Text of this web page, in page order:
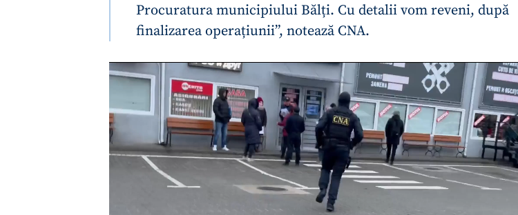
Procuratura municipiului Bălți. Cu detalii vom reveni, după
finalizarea operațiunii”, notează CNA.
ȘTIREA MEA
Titlu știre + Adaugă titlu
+ Încarcă imagine